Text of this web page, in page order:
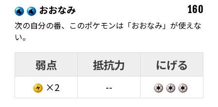
おおなみ
160
次の自分の番、このポケモンは「おおなみ」が使えな
い。
弱点 抵抗力 にげる
×2 --